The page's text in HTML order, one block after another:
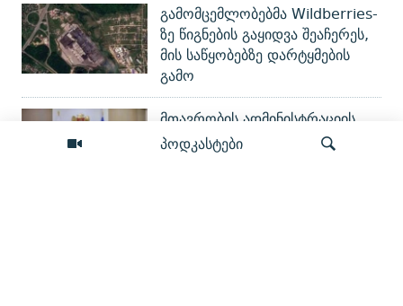
პოდკასტები
გამომცემლობებმა Wildberries-
ზე წიგნების გაყიდვა შეაჩერეს,
მის საწყობებზე დარტყმების
გამო
მთავრობის ადმინისტრაციის
უფროსი ბელარუსის ელჩს
შეხვდა